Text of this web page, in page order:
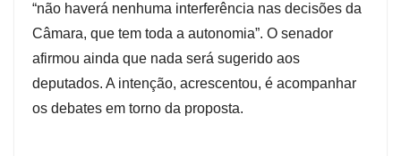
“não haverá nenhuma interferência nas decisões da
Câmara, que tem toda a autonomia”. O senador
afirmou ainda que nada será sugerido aos
deputados. A intenção, acrescentou, é acompanhar
os debates em torno da proposta.